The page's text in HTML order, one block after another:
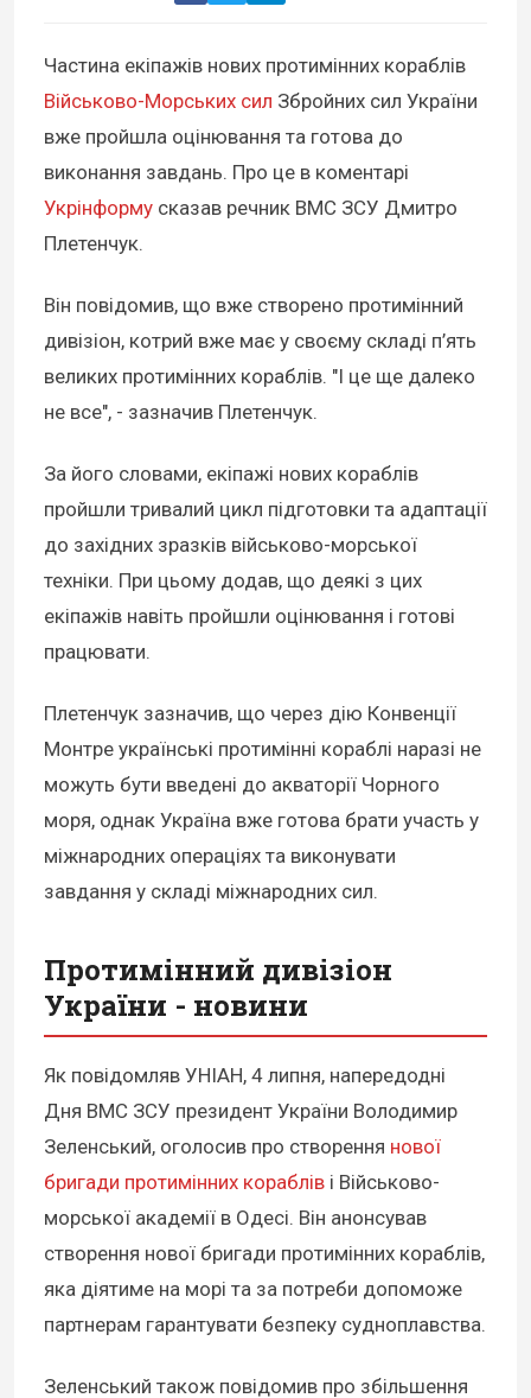
Частина екіпажів нових протимінних кораблів
Військово-Морських сил Збройних сил України
вже пройшла оцінювання та готова до
виконання завдань. Про це в коментарі
Укрінформу сказав речник ВМС ЗСУ Дмитро
Плетенчук.
Він повідомив, що вже створено протимінний
дивізіон, котрий вже має у своєму складі п’ять
великих протимінних кораблів. "І це ще далеко
не все", - зазначив Плетенчук.
За його словами, екіпажі нових кораблів
пройшли тривалий цикл підготовки та адаптації
до західних зразків військово-морської
техніки. При цьому додав, що деякі з цих
екіпажів навіть пройшли оцінювання і готові
працювати.
Плетенчук зазначив, що через дію Конвенції
Монтре українські протимінні кораблі наразі не
можуть бути введені до акваторії Чорного
моря, однак Україна вже готова брати участь у
міжнародних операціях та виконувати
завдання у складі міжнародних сил.
Протимінний дивізіон
України - новини
Як повідомляв УНІАН, 4 липня, напередодні
Дня ВМС ЗСУ президент України Володимир
Зеленський, оголосив про створення нової
бригади протимінних кораблів і Військово-
морської академії в Одесі. Він анонсував
створення нової бригади протимінних кораблів,
яка діятиме на морі та за потреби допоможе
партнерам гарантувати безпеку судноплавства.
Зеленський також повідомив про збільшення